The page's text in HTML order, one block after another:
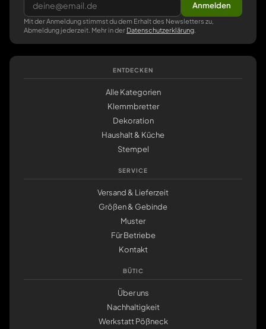
Anmelden
Mit der Anmeldung stimmst du dem Erhalt des Newsletters zu,
Abmeldung jederzeit. Mehr in der Datenschutzerklärung
ENTDECKEN
Alle Kategorien
Klemmbretter
Dekoration
Haushalt & Küche
Stempel
SERVICE
Versand & Lieferzeit
Größen & Gebinde
Muster
Für Betriebe
Kontakt
BÜTIC
Über uns
Nachhaltigkeit
Werkstatt Pößneck